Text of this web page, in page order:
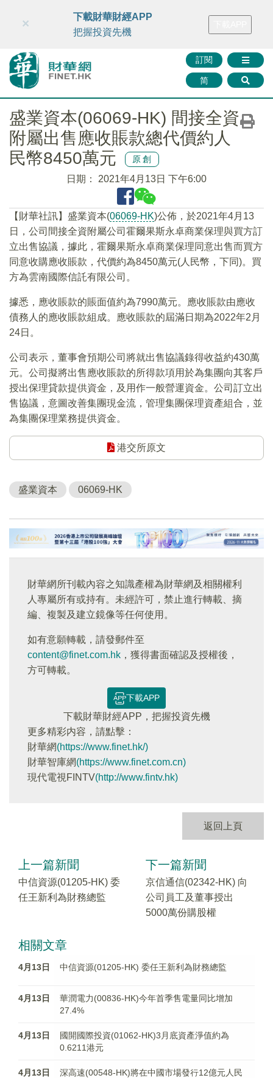
財華智庫網 FINTV FINMETA 財華證券 媒體矩陣
訂閱
简
×
下載財華財經APP
把握投資先機
盛業資本(06069-HK) 間接全資
附屬出售應收賬款總代價約人
民幣8450萬元
原創
日期： 2021年4月13日 下午6:00
【財華社訊】盛業資本(06069-HK)公佈，於2021年4月13
日，公司間接全資附屬公司霍爾果斯永卓商業保理與買方訂
立出售協議，據此，霍爾果斯永卓商業保理同意出售而買方
同意收購應收賬款，代價約為8450萬元(人民幣，下同)。買
方為雲南國際信託有限公司。
據悉，應收賬款的賬面值約為7990萬元。應收賬款由應收
債務人的應收賬款組成。應收賬款的屆滿日期為2022年2月
24日。
公司表示，董事會預期公司將就出售協議錄得收益約430萬
元。公司擬將出售應收賬款的所得款項用於為集團向其客戶
授出保理貸款提供資金，及用作一般營運資金。公司訂立出
售協議，意圖改善集團現金流，管理集團保理資產組合，並
為集團保理業務提供資金。
港交所原文
盛業資本 06069-HK
財華網所刊載內容之知識產權為財華網及相關權利
人專屬所有或持有。未經許可，禁止進行轉載、摘
編、複製及建立鏡像等任何使用。
如有意願轉載，請發郵件至
content@finet.com.hk ，獲得書面確認及授權後，
方可轉載。
下載APP
下載財華財經APP，把握投資先機
更多精彩内容，請點擊：
財華網(https://www.finet.hk/)
財華智庫網(https://www.finet.com.cn)
現代電視FINTV(http://www.fintv.hk)
返回上頁
上一篇新聞
中信資源(01205-HK) 委
任王新利為財務總監
下一篇新聞
京信通信(02342-HK) 向
公司員工及董事授出
5000萬份購股權
相關文章
4月13日 中信資源(01205-HK) 委任王新利為財務總監
4月13日
華潤電力(00836-HK)今年首季售電量同比增加
27.4%
4月13日
國開國際投資(01062-HK)3月底資產淨值約為
0.6211港元
4月13日
深高速(00548-HK)將在中國市場發行12億元人民